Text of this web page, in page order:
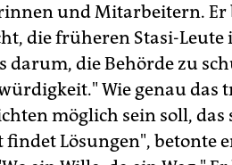
und Mitarbeitern. Er
die früheren Stasi-
darum, die Behörde zu
Wie genau das
möglich sein soll, das
findet Lösungen", betonte